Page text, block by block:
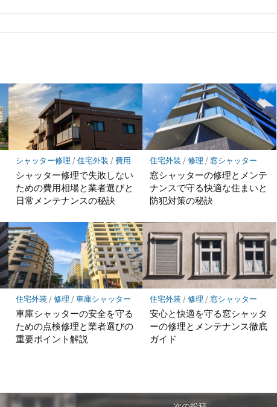
シャッター修理/住宅外装 /費用
シャッター修理で失敗しない
ための費用相場と業者選びと
日常メンテナンスの秘訣
住宅外装 /修理/窓シャッター
窓シャッターの修理とメンテ
ナンスで守る快適な住まいと
防犯対策の秘訣
住宅外装 /修理/車庫シャッター
車庫シャッターの安全を守る
ための点検修理と業者選びの
重要ポイント解説
住宅外装 /修理/窓シャッター
安心と快適を守る窓シャッタ
ーの修理とメンテナンス徹底
ガイド